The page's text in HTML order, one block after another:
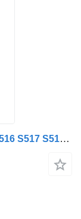
Ламбичка Setra Lampa tył lewa S515 S516 S517 S519 LED TOP CLASS A0008208864 за автобус Setra S515 S516 S517 S519 TOP CLASS